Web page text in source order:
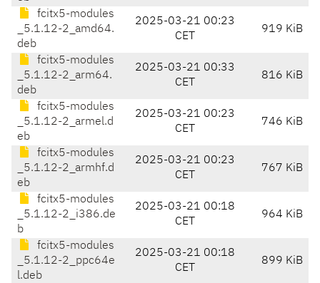
fcitx5-modules
_5.1.12-2_amd64.
deb
2025-03-21 00:23
CET
919 KiB
fcitx5-modules
_5.1.12-2_arm64.
deb
2025-03-21 00:33
CET
816 KiB
fcitx5-modules
_5.1.12-2_armel.d
eb
2025-03-21 00:23
CET
746 KiB
fcitx5-modules
_5.1.12-2_armhf.d
eb
2025-03-21 00:23
CET
767 KiB
fcitx5-modules
_5.1.12-2_i386.de
b
2025-03-21 00:18
CET
964 KiB
fcitx5-modules
_5.1.12-2_ppc64e
l.deb
2025-03-21 00:18
CET
899 KiB